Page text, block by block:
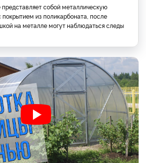
представляет собой металлическую
из поликарбоната, после
на металле могут наблюдаться следы